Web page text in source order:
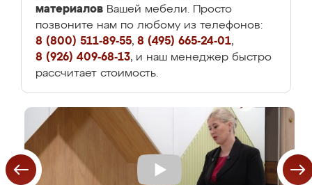
материалов Вашей мебели. Просто
позвоните нам по любому из телефонов:
8 (800) 511-89-55, 8 (495) 665-24-01,
8 (926) 409-68-13, и наш менеджер быстро
рассчитает стоимость.